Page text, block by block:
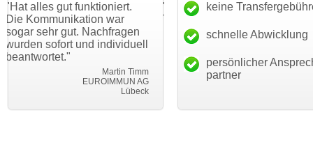
funktioniert.
war
Nachfragen
und individuell
"Danke für den schnellen
Transfer und guten Service!"
Thomas Schäfer
i can eckert communication GmbH
"Ich bin
haben. Die
mein
keine
schnelle Abwicklung
persönlicher
partner